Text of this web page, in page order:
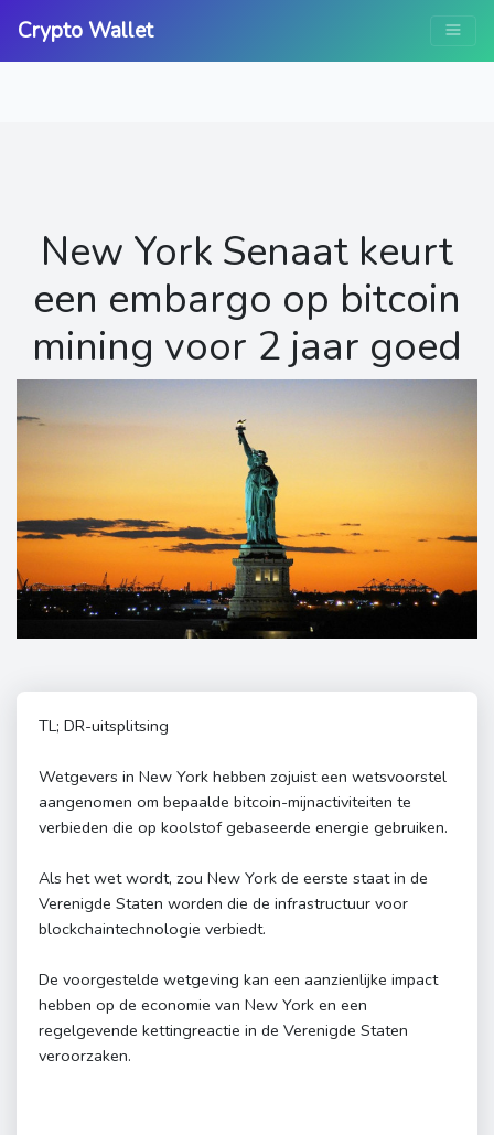
Crypto Wallet
New York Senaat keurt
een embargo op bitcoin
mining voor 2 jaar goed
TL; DR-uitsplitsing
Wetgevers in New York hebben zojuist een wetsvoorstel
aangenomen om bepaalde bitcoin-mijnactiviteiten te
verbieden die op koolstof gebaseerde energie gebruiken.
Als het wet wordt, zou New York de eerste staat in de
Verenigde Staten worden die de infrastructuur voor
blockchaintechnologie verbiedt.
De voorgestelde wetgeving kan een aanzienlijke impact
hebben op de economie van New York en een
regelgevende kettingreactie in de Verenigde Staten
veroorzaken.